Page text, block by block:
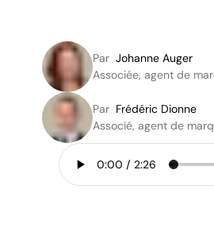
Par Johanne Auger
Associée, agent de
Par Frédéric Dionne
Associé, agent de